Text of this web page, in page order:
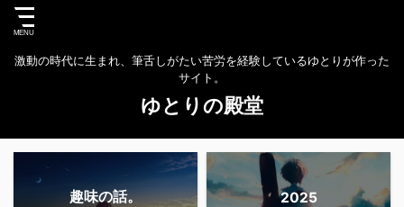
激動の時代に生まれ、筆舌しがたい苦労を経験しているゆとりが作った
サイト。
ゆとりの殿堂
趣味の話。 2025